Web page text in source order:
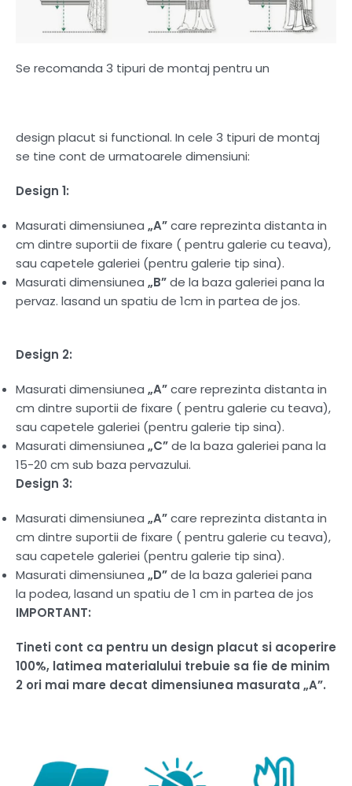
Se recomanda 3 tipuri de montaj pentru un
design placut si functional. In cele 3 tipuri de montaj
se tine cont de urmatoarele dimensiuni:
Design 1:
Masurati dimensiunea „A”care reprezinta distanta in
cm dintre suportii de fixare ( pentru galerie cu teava),
sau capetele galeriei (pentru galerie tip sina).
Masurati dimensiunea „B”de la baza galeriei pana la
pervaz. lasand un spatiu de 1cm in partea de jos.
Design 2:
Masurati dimensiunea „A”care reprezinta distanta in
cm dintre suportii de fixare ( pentru galerie cu teava),
sau capetele galeriei (pentru galerie tip sina).
Masurati dimensiunea „C”de la baza galeriei pana la
15-20 cm sub baza pervazului.
Design 3:
Masurati dimensiunea „A”care reprezinta distanta in
cm dintre suportii de fixare ( pentru galerie cu teava),
sau capetele galeriei (pentru galerie tip sina).
Masurati dimensiunea „D”de la baza galeriei pana
la podea, lasand un spatiu de 1 cm in partea de jos
IMPORTANT:
Tineti cont ca pentru un design placut si acoperire
100%, latimea materialului trebuie sa fie de minim
2 ori mai mare decat dimensiunea masurata „A”.